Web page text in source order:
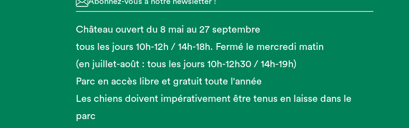
Château ouvert du 8 mai au 27 septembre
tous les jours 10h-12h / 14h-18h. Fermé le mercredi matin
(en juillet-août : tous les jours 10h-12h30 / 14h-19h)
Parc en accès libre et gratuit toute l'année
Les chiens doivent impérativement être tenus en laisse dans le
parc